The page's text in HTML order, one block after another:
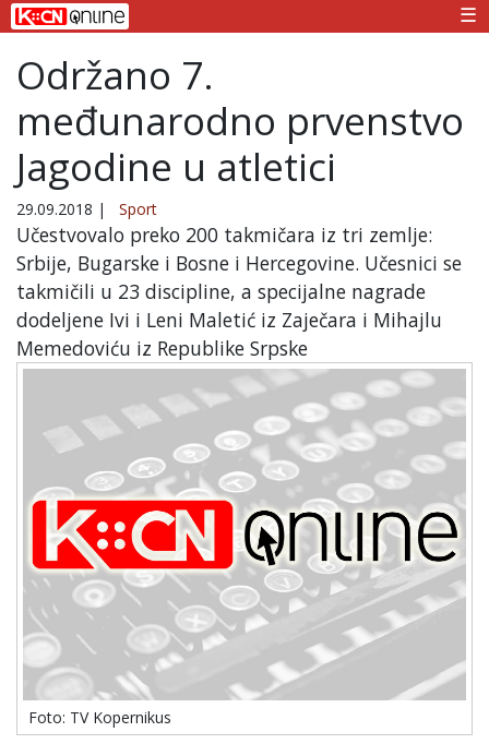
☰
Održano 7.
međunarodno prvenstvo
Jagodine u atletici
29.09.2018 | Sport
Učestvovalo preko 200 takmičara iz tri zemlje:
Srbije, Bugarske i Bosne i Hercegovine. Učesnici se
takmičili u 23 discipline, a specijalne nagrade
dodeljene Ivi i Leni Maletić iz Zaječara i Mihajlu
Memedoviću iz Republike Srpske
Foto: TV Kopernikus